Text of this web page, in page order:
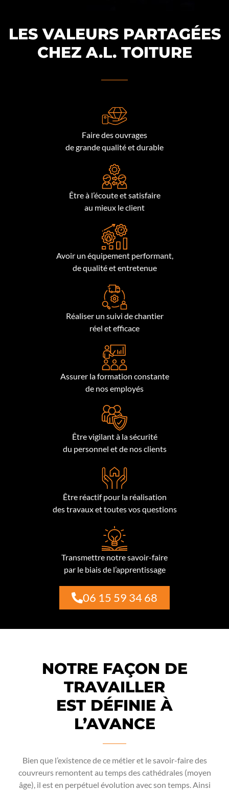
LES VALEURS PARTAGÉES
CHEZ A.L. TOITURE
Faire des ouvrages
de grande qualité et durable
Être à l’écoute et satisfaire
au mieux le client
Avoir un équipement performant,
de qualité et entretenue
Réaliser un suivi de chantier
réel et efficace
Assurer la formation constante
de nos employés
Être vigilant à la sécurité
du personnel et de nos clients
Être réactif pour la réalisation
des travaux et toutes vos questions
Transmettre notre savoir-faire
par le biais de l’apprentissage
06 15 59 34 68
NOTRE FAÇON DE
TRAVAILLER
EST DÉFINIE À
L’AVANCE
Bien que l’existence de ce métier et le savoir-faire des
couvreurs remontent au temps des cathédrales (moyen
âge), il est en perpétuel évolution avec son temps. Ainsi